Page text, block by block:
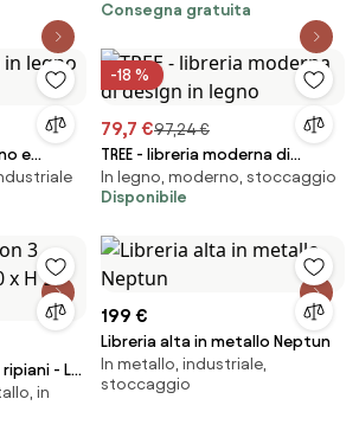
Consegna gratuita
e
-18 %
79,7 €97,24 €
TREE - libreria moderna di
design in legno
In legno, moderno, stoccaggio
Disponibile
- L
in
199 €
Libreria alta in metallo Neptun
In metallo, industriale,
stoccaggio